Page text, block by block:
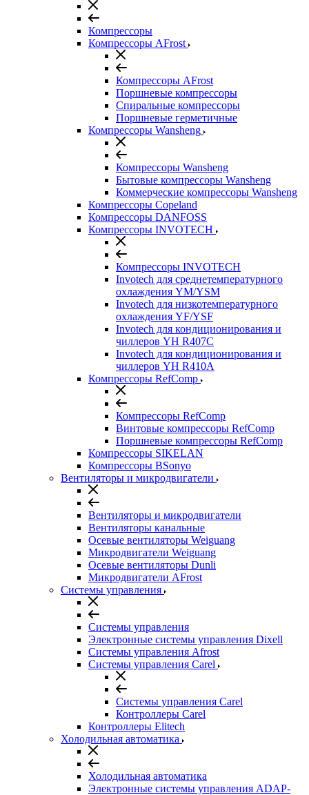
Компрессоры
Компрессоры AFrost
Компрессоры AFrost
Поршневые компрессоры
Спиральные компрессоры
Поршневые герметичные
Компрессоры Wansheng
Компрессоры Wansheng
Бытовые компрессоры Wansheng
Коммерческие компрессоры Wansheng
Компрессоры Copeland
Компрессоры DANFOSS
Компрессоры INVOTECH
Компрессоры INVOTECH
Invotech для среднетемпературного
охлаждения YM/YSM
Invotech для низкотемпературного
охлаждения YF/YSF
Invotech для кондиционирования и
чиллеров YH R407C
Invotech для кондиционирования и
чиллеров YH R410A
Компрессоры RefComp
Компрессоры RefComp
Винтовые компрессоры RefComp
Поршневые компрессоры RefComp
Компрессоры SIKELAN
Компрессоры BSonyo
Вентиляторы и микродвигатели
Вентиляторы и микродвигатели
Вентиляторы канальные
Осевые вентиляторы Weiguang
Микродвигатели Weiguang
Осевые вентиляторы Dunli
Микродвигатели AFrost
Системы управления
Системы управления
Электронные системы управления Dixell
Системы управления Afrost
Системы управления Carel
Системы управления Carel
Контроллеры Carel
Контроллеры Elitech
Холодильная автоматика
Холодильная автоматика
Электронные системы управления ADAP-